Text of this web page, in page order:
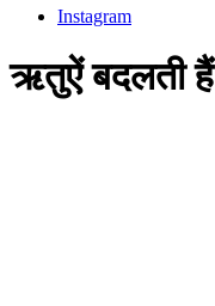
Instagram
ऋतुऐं बदलती हैं